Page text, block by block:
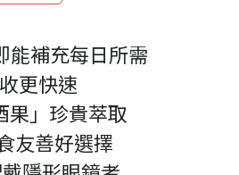
能補充每日所需
更快速
果」珍貴萃取
友善好選擇